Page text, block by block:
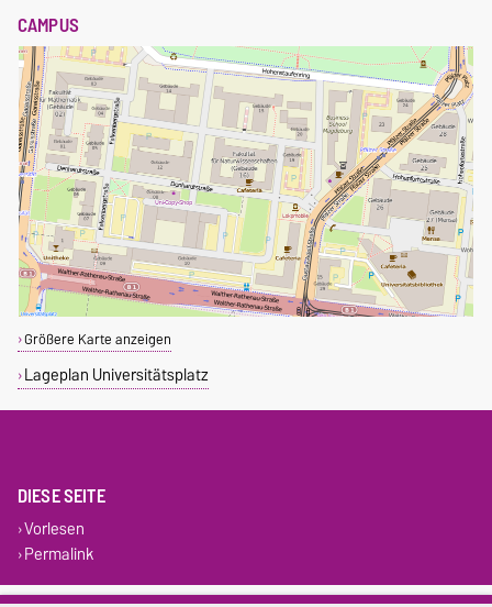
CAMPUS
Größere Karte anzeigen
Lageplan Universitätsplatz
DIESE SEITE
Vorlesen
Permalink